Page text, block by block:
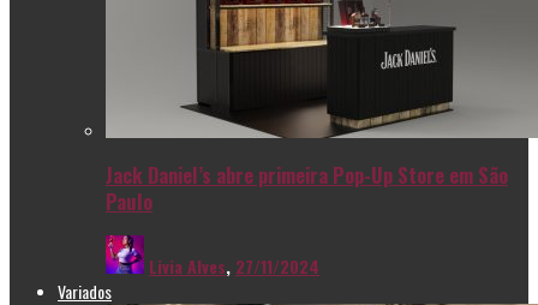
Jack Daniel’s abre primeira Pop-Up Store em São
Paulo
Livia Alves, 27/11/2024
Variados